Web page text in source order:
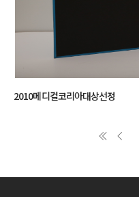
2010메디컬코리아대상선정